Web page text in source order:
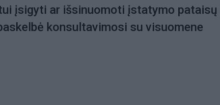
įsigyti ar išsinuomoti įstatymo pataisų
konsultavimosi su visuomene